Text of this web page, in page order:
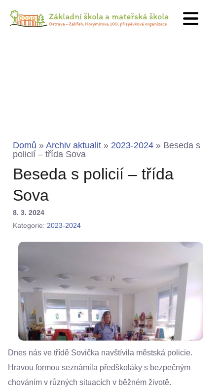
Domů » Archiv aktualit » 2023-2024 » Beseda s
policií – třída Sova
Beseda s policií – třída
Sova
8. 3. 2024
Kategorie: 2023-2024
Dnes nás ve třídě Sovička navštívila městská policie.
Hravou formou seznámila předškoláky s bezpečným
chováním v různých situacích v běžném životě.